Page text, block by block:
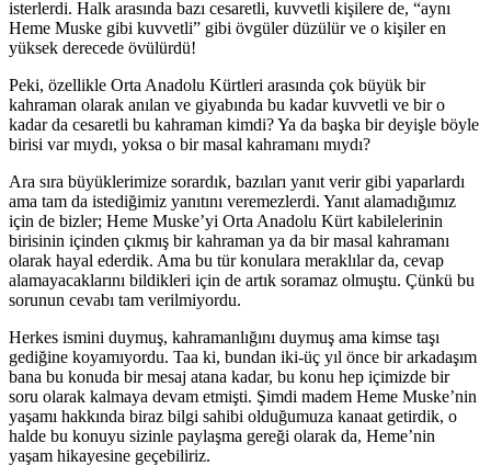
isterlerdi. Halk arasında bazı cesaretli, kuvvetli kişilere de, “aynı
Heme Muske gibi kuvvetli” gibi övgüler düzülür ve o kişiler en
yüksek derecede övülürdü!
Peki, özellikle Orta Anadolu Kürtleri arasında çok büyük bir
kahraman olarak anılan ve giyabında bu kadar kuvvetli ve bir o
kadar da cesaretli bu kahraman kimdi? Ya da başka bir deyişle böyle
birisi var mıydı, yoksa o bir masal kahramanı mıydı?
Ara sıra büyüklerimize sorardık, bazıları yanıt verir gibi yaparlardı
ama tam da istediğimiz yanıtını veremezlerdi. Yanıt alamadığımız
için de bizler; Heme Muske’yi Orta Anadolu Kürt kabilelerinin
birisinin içinden çıkmış bir kahraman ya da bir masal kahramanı
olarak hayal ederdik. Ama bu tür konulara meraklılar da, cevap
alamayacaklarını bildikleri için de artık soramaz olmuştu. Çünkü bu
sorunun cevabı tam verilmiyordu.
Herkes ismini duymuş, kahramanlığını duymuş ama kimse taşı
gediğine koyamıyordu. Taa ki, bundan iki-üç yıl önce bir arkadaşım
bana bu konuda bir mesaj atana kadar, bu konu hep içimizde bir
soru olarak kalmaya devam etmişti. Şimdi madem Heme Muske’nin
yaşamı hakkında biraz bilgi sahibi olduğumuza kanaat getirdik, o
halde bu konuyu sizinle paylaşma gereği olarak da, Heme’nin
yaşam hikayesine geçebiliriz.